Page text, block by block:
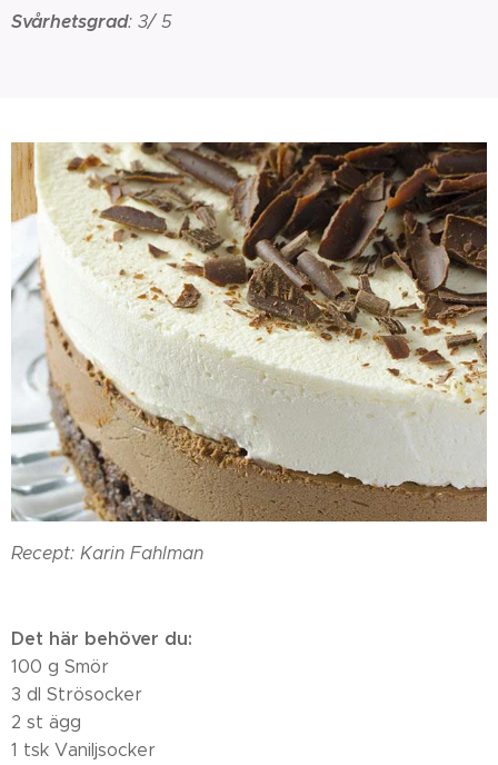
Svårhetsgrad: 3/ 5
Recept: Karin Fahlman
Det här behöver du:
100 g Smör
3 dl Strösocker
2 st ägg
1 tsk Vaniljsocker